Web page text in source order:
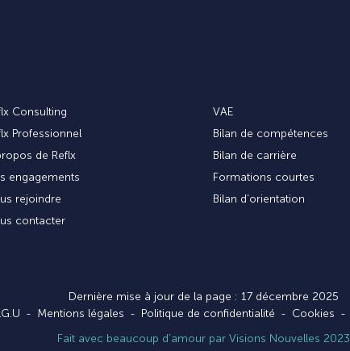
Consulting
Professionnel
de Reflx
engagements
rejoindre
contacter
VAE
Bilan de compétences
Bilan de carrière
Formations courtes
Bilan d’orientation
Dernière mise à jour de la page : 17 décembre 2025
Mentions légales Politique de confidentialité Cookies
Fait avec beaucoup d’amour par Visions Nouvelles 2023